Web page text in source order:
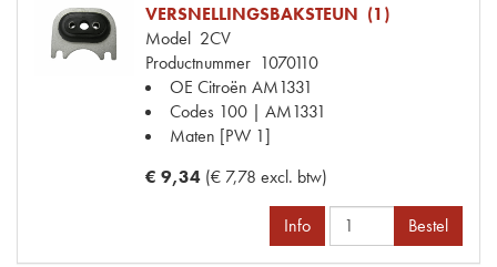
VERSNELLINGSBAKSTEUN (1)
Model 2CV
Productnummer 1070110
OE Citroën AM1331
Codes 100 | AM1331
Maten [PW 1]
€ 9,34 (€ 7,78 excl. btw)
Info Bestel